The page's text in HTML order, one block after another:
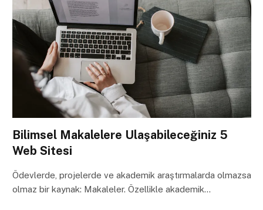
Bilimsel Makalelere Ulaşabileceğiniz 5
Web Sitesi
Ödevlerde, projelerde ve akademik araştırmalarda olmazsa
olmaz bir kaynak: Makaleler. Özellikle akademik…